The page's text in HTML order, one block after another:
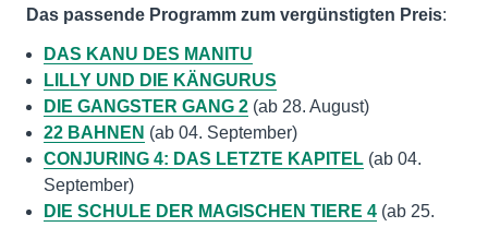
Das passende Programm zum vergünstigten Preis:
DAS KANU DES MANITU
LILLY UND DIE KÄNGURUS
DIE GANGSTER GANG 2 (ab 28. August)
22 BAHNEN (ab 04. September)
CONJURING 4: DAS LETZTE KAPITEL (ab 04.
September)
DIE SCHULE DER MAGISCHEN TIERE 4 (ab 25.